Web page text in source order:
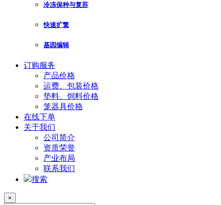
冷冻保种与复苏
快速扩繁
基因编辑
订购服务
产品价格
运费、包装价格
垫料、饲料价格
笼器具价格
在线下单
关于我们
公司简介
资质荣誉
产业布局
联系我们
搜索
×